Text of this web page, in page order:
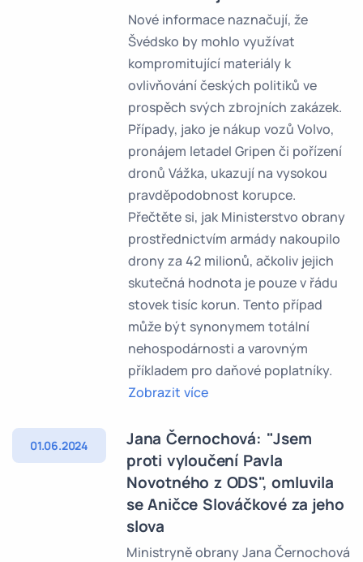
Nové informace naznačují, že
Švédsko by mohlo využívat
kompromitující materiály k
ovlivňování českých politiků ve
prospěch svých zbrojních zakázek.
Případy, jako je nákup vozů Volvo,
pronájem letadel Gripen či pořízení
dronů Vážka, ukazují na vysokou
pravděpodobnost korupce.
Přečtěte si, jak Ministerstvo obrany
prostřednictvím armády nakoupilo
drony za 42 milionů, ačkoliv jejich
skutečná hodnota je pouze v řádu
stovek tisíc korun. Tento případ
může být synonymem totální
nehospodárnosti a varovným
příkladem pro daňové poplatníky.
Zobrazit více
01.06.2024
Jana Černochová: "Jsem
proti vyloučení Pavla
Novotného z ODS", omluvila
se Aničce Slováčkové za jeho
slova
Ministryně obrany Jana Černochová